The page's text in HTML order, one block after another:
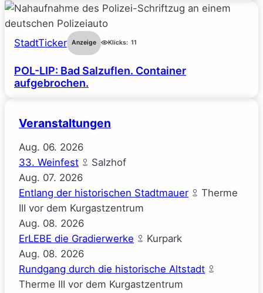
StadtTicker Anzeige Klicks: 11
POL-LIP: Bad Salzuflen. Container
aufgebrochen.
Veranstaltungen
Aug. 06. 2026
33. Weinfest
Salzhof
Aug. 07. 2026
Entlang der historischen Stadtmauer
Therme
III vor dem Kurgastzentrum
Aug. 08. 2026
ErLEBE die Gradierwerke
Kurpark
Aug. 08. 2026
Rundgang durch die historische Altstadt
Therme III vor dem Kurgastzentrum